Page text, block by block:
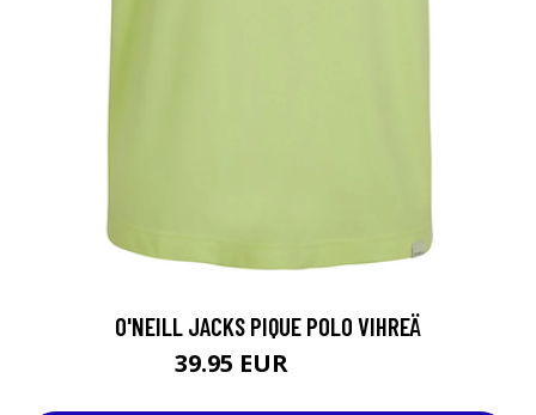
O'NEILL JACKS PIQUE POLO VIHREÄ
39.95 EUR